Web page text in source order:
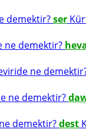
demektir?ser
ne demektir?
ne
ne demektir?
demektir?dest